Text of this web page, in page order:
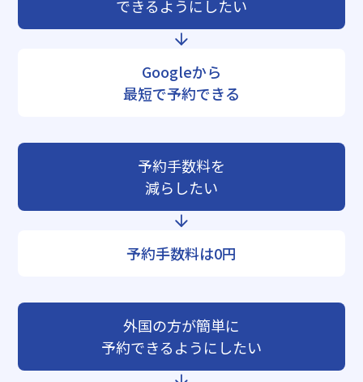
できるようにしたい
Googleから
最短で予約できる
予約手数料を
減らしたい
予約手数料は0円
外国の方が簡単に
予約できるようにしたい